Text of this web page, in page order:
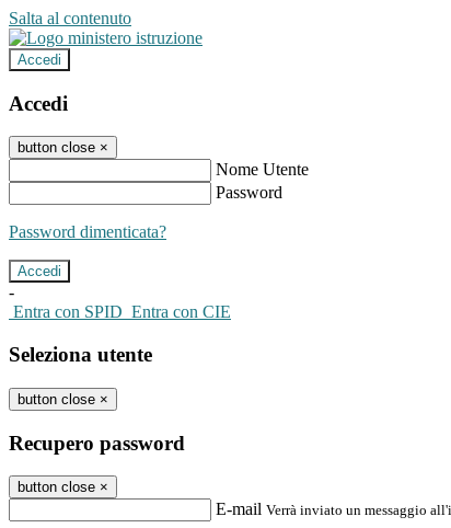
Salta al contenuto
Accedi
Accedi
button close ×
Nome Utente
Password
Password dimenticata?
-
Entra con SPID Entra con CIE
Seleziona utente
button close ×
Recupero password
button close ×
E-mail Verrà inviato un messaggio